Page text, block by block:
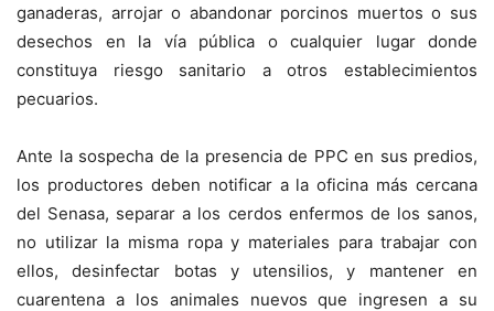
ganaderas, arrojar o abandonar porcinos muertos o sus
desechos en la vía pública o cualquier lugar donde
constituya riesgo sanitario a otros establecimientos
pecuarios.
Ante la sospecha de la presencia de PPC en sus predios,
los productores deben notificar a la oficina más cercana
del Senasa, separar a los cerdos enfermos de los sanos,
no utilizar la misma ropa y materiales para trabajar con
ellos, desinfectar botas y utensilios, y mantener en
cuarentena a los animales nuevos que ingresen a su